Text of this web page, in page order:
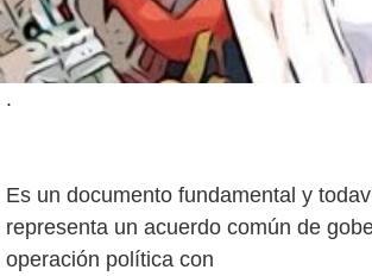
.
Es un documento fundamental y
representa un acuerdo común de
operación política con